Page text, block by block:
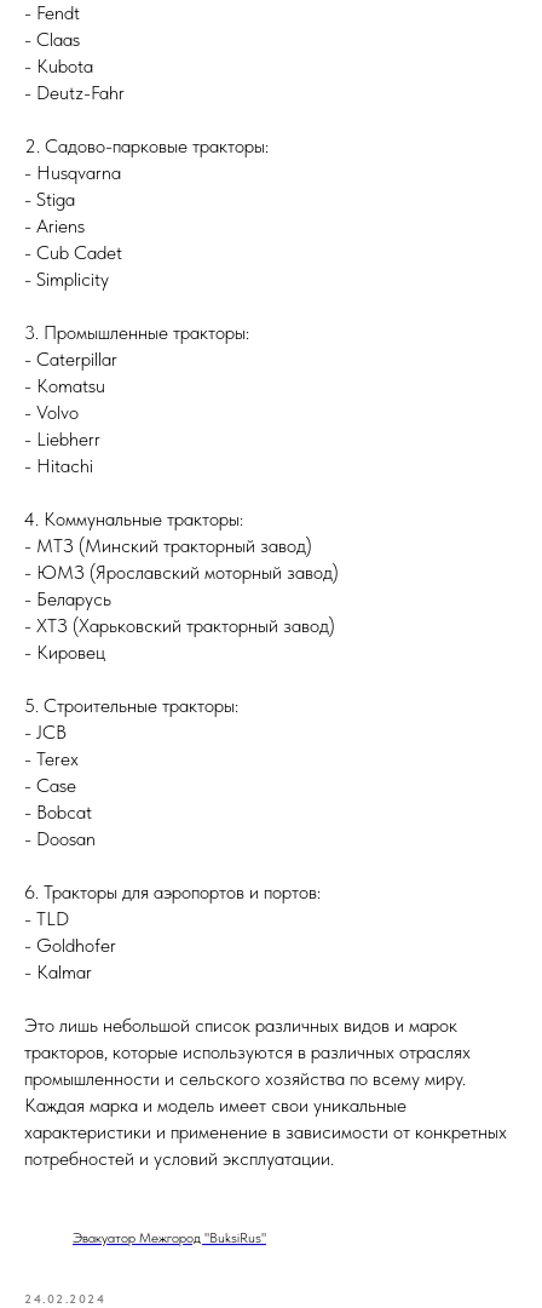
- Fendt
- Claas
- Kubota
- Deutz-Fahr
2. Садово-парковые тракторы:
- Husqvarna
- Stiga
- Ariens
- Cub Cadet
- Simplicity
3. Промышленные тракторы:
- Caterpillar
- Komatsu
- Volvo
- Liebherr
- Hitachi
4. Коммунальные тракторы:
- МТЗ (Минский тракторный завод)
- ЮМЗ (Ярославский моторный завод)
- Беларусь
- ХТЗ (Харьковский тракторный завод)
- Кировец
5. Строительные тракторы:
- JCB
- Terex
- Case
- Bobcat
- Doosan
6. Тракторы для аэропортов и портов:
- TLD
- Goldhofer
- Kalmar
Это лишь небольшой список различных видов и марок
тракторов, которые используются в различных отраслях
промышленности и сельского хозяйства по всему миру.
Каждая марка и модель имеет свои уникальные
характеристики и применение в зависимости от конкретных
потребностей и условий эксплуатации.
Эвакуатор Межгород "BuksiRus"
24.02.2024